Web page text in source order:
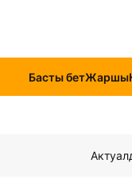
Басты бетЖаршы